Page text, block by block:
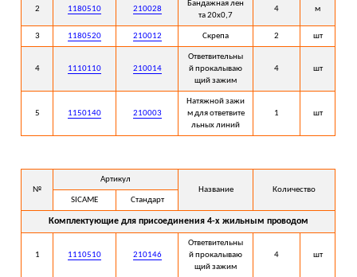
2 1180510 210028
Бандажная лен
та 20х0,7
4 м
3 1180520 210012 Скрепа 2 шт
4 1110110 210014
Ответвительны
й прокалываю
щий зажим
4 шт
5 1150140 210003
Натяжной зажи
м для ответвите
льных линий
1 шт
№
Артикул
Название
Количество
SICAME
Стандарт
Комплектующие для присоединения 4-х жильным проводом
1 1110510 210146
Ответвительны
й прокалываю
щий зажим
4 шт